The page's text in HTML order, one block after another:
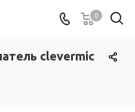
0
clevermic